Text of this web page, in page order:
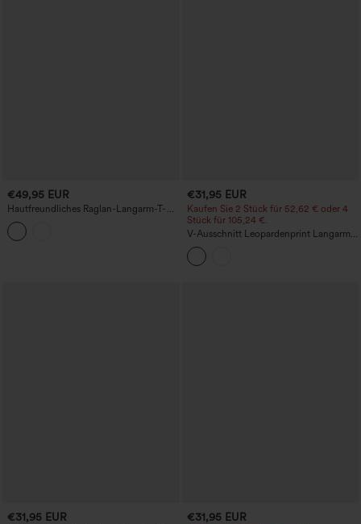
€49,95 EUR
Hautfreundliches Raglan-Langarm-T-
Shirt mit Rundhalsausschnitt und
Seitenschlitz, lässig
€31,95 EUR
Kaufen Sie 2 Stück für 52,62 € oder 4
Stück für 105,24 €.
V-Ausschnitt Leopardenprint Langarm
Casual-T-Shirt
€31,95 EUR €31,95 EUR